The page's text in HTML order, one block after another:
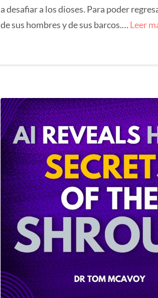
a desafiar a los dioses. Para poder
de sus hombres y de sus barcos.…Leer